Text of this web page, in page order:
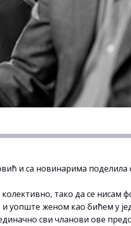
и са новинарима поделила
тако да се нисам
уопште женом као бићем у
сви чланови ове